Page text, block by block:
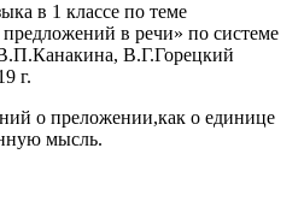
в 1 классе по теме
в речи» по системе
В.Г.Горецкий
г.
о преложении,как о единице
мысль.